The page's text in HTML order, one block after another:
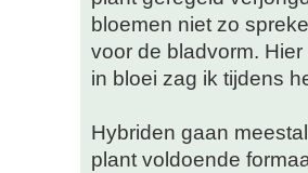
bloemen niet zo
voor de bladvorm.
in bloei zag ik tijdens
Hybriden gaan
plant voldoende